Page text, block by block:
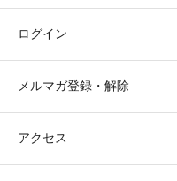
ログイン
メルマガ登録・解除
アクセス